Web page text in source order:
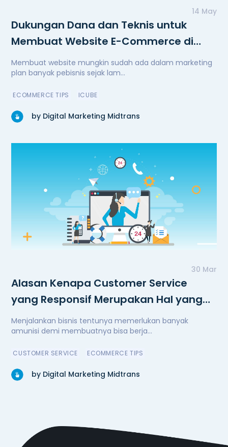
14 May
Dukungan Dana dan Teknis untuk
Membuat Website E-Commerce di
Masa Pandemi
Membuat website mungkin sudah ada dalam marketing
plan banyak pebisnis sejak lam...
ECOMMERCE TIPS ICUBE
by Digital Marketing Midtrans
30 Mar
Alasan Kenapa Customer Service
yang Responsif Merupakan Hal yang
Penting
Menjalankan bisnis tentunya memerlukan banyak
amunisi demi membuatnya bisa berja...
CUSTOMER SERVICE ECOMMERCE TIPS
by Digital Marketing Midtrans